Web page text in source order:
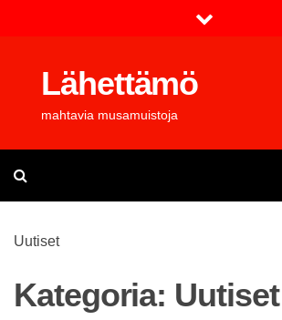
Lähettämö
mahtavia musamuistoja
Uutiset
Kategoria: Uutiset